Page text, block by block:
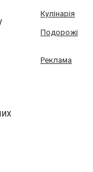
Кулінарія
Подорожі
Реклама